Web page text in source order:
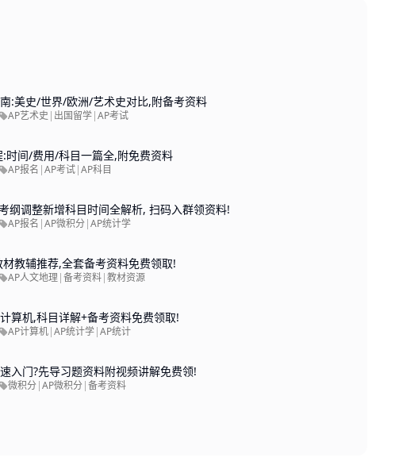
:美史/世界/欧洲/艺术史对比,附备考资料
AP艺术史 | 出国留学|AP考试
时间/费用/科目一篇全,附免费资料
AP报名 |AP考试|AP科目
纲调整新增科目时间全解析, 扫码入群领资料!
AP报名 |AP微积分 |AP统计学
教辅推荐,全套备考资料免费领取!
AP人文地理 |备考资料|教材资源
算机,科目详解+备考资料免费领取!
AP计算机|AP统计学|AP统计
入门?先导习题资料附视频讲解免费领!
微积分 |AP微积分 |备考资料